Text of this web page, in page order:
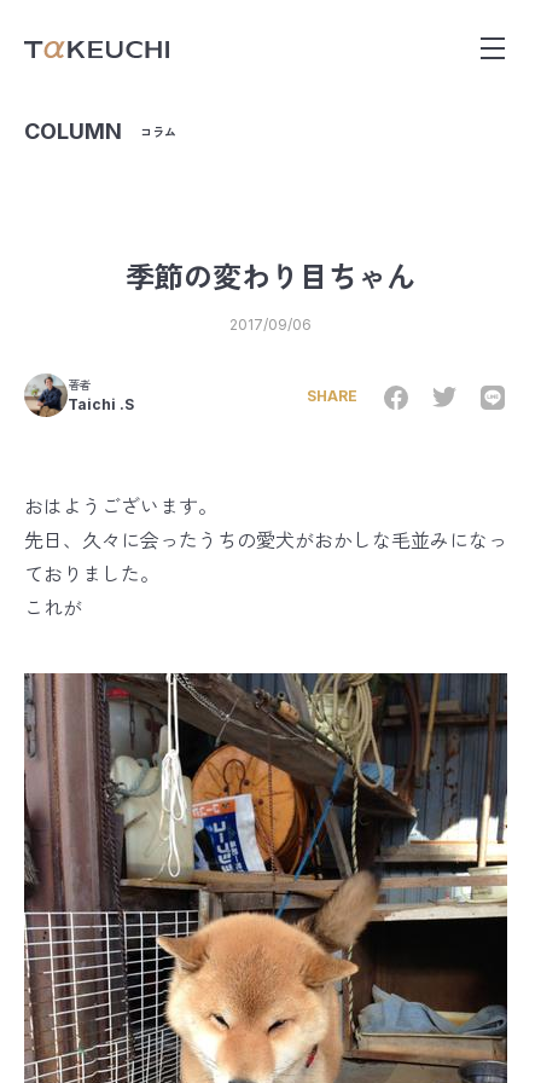
COLUMN コラム
季節の変わり目ちゃん
2017/09/06
著者
Taichi .S SHARE
おはようございます。
先日、久々に会ったうちの愛犬がおかしな毛並みになっ
ておりました。
これが